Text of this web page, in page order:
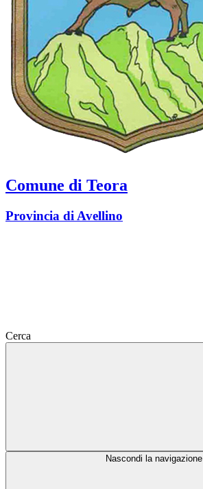
Comune di Teora
Provincia di Avellino
Cerca
Nascondi la navigazione